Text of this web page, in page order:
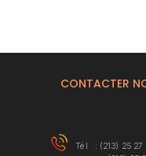
CONTACTER
Tél :